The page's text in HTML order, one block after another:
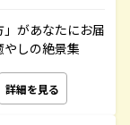
があなたにお届
しの絶景集
詳細を見る